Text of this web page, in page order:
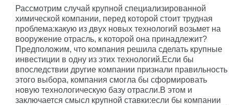
Рассмотрим случай крупной специализированной
химической компании, перед которой стоит трудная
проблема:какую из двух новых технологий возьмет на
вооружение отрасль, к которой она принадлежит?
Предположим, что компания решила сделать крупные
инвестиции в одну из этих технологий.Если бы
впоследствии другие компании признали правильность
этого выбора, компания смогла бы сформировать
новую технологическую базу отрасли.В этом и
заключается смысл крупной ставки:если бы компании